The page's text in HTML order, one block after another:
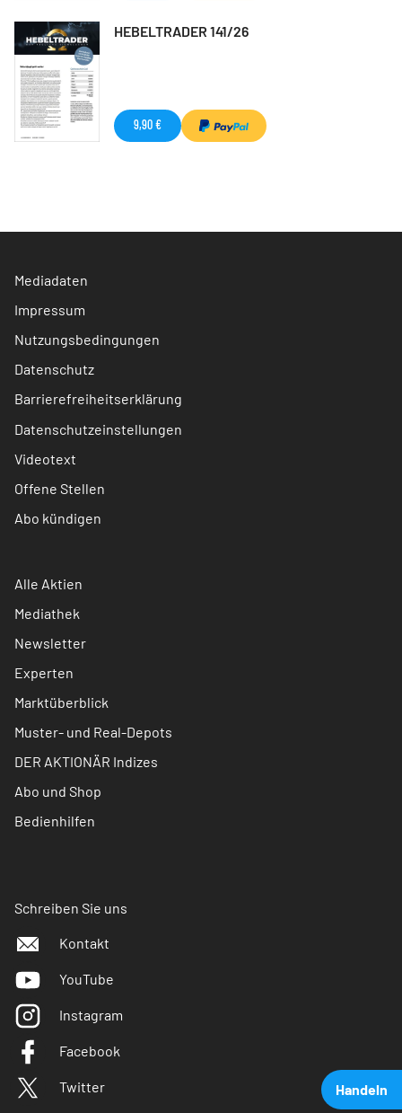
Handeln
HEBELTRADER 141/26
9,90 €
Mediadaten
Impressum
Nutzungsbedingungen
Datenschutz
Barrierefreiheitserklärung
Datenschutzeinstellungen
Videotext
Offene Stellen
Abo kündigen
Alle Aktien
Mediathek
Newsletter
Experten
Marktüberblick
Muster- und Real-Depots
DER AKTIONÄR Indizes
Abo und Shop
Bedienhilfen
Schreiben Sie uns
Kontakt
YouTube
Instagram
Facebook
Twitter